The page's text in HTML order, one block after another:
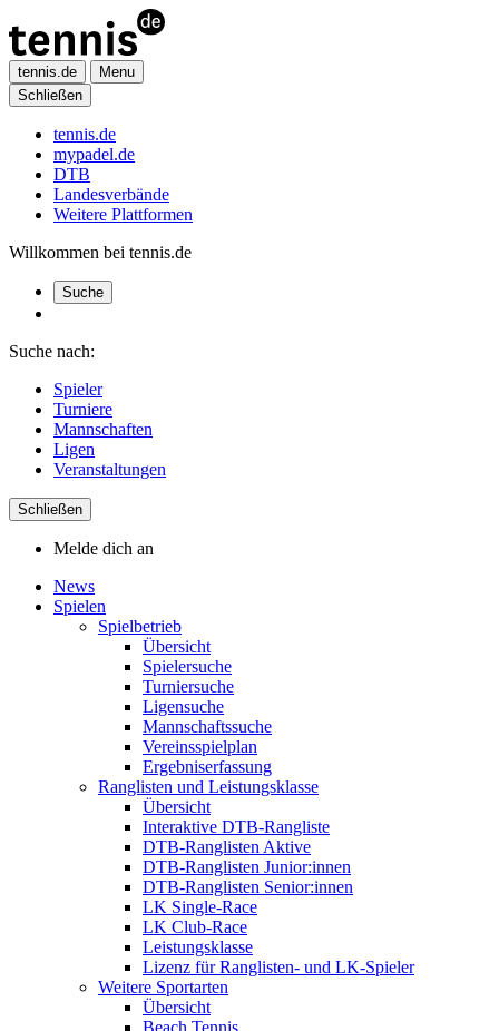
tennis.de
Menu
Schließen
tennis.de
mypadel.de
DTB
Landesverbände
Weitere Plattformen
Willkommen bei tennis.de
Suche
Suche nach:
Spieler
Turniere
Mannschaften
Ligen
Veranstaltungen
Schließen
Melde dich an
News
Spielen
Spielbetrieb
Übersicht
Spielersuche
Turniersuche
Ligensuche
Mannschaftssuche
Vereinsspielplan
Ergebniserfassung
Ranglisten und Leistungsklasse
Übersicht
Interaktive DTB-Rangliste
DTB-Ranglisten Aktive
DTB-Ranglisten Junior:innen
DTB-Ranglisten Senior:innen
LK Single-Race
LK Club-Race
Leistungsklasse
Lizenz für Ranglisten- und LK-Spieler
Weitere Sportarten
Übersicht
Beach Tennis